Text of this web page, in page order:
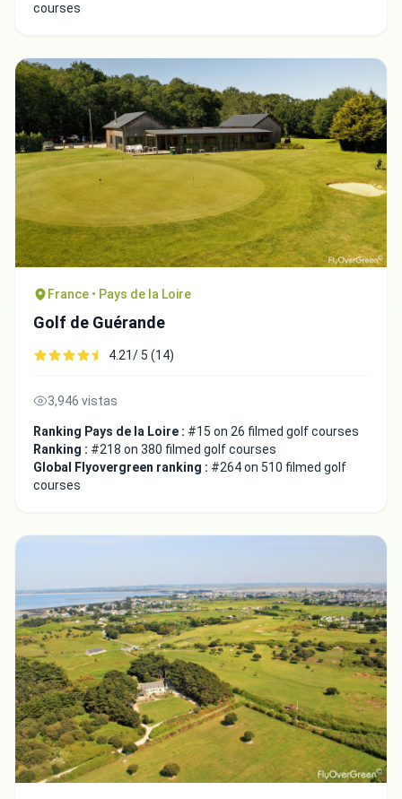
courses
France • Pays de la Loire
Golf de Guérande
4.21/ 5 (14)
3,946 vistas
Ranking Pays de la Loire : #15 on 26 filmed golf courses
Ranking : #218 on 380 filmed golf courses
Global Flyovergreen ranking : #264 on 510 filmed golf
courses